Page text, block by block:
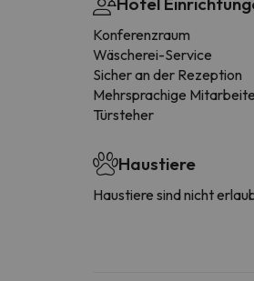
Konferenzraum
Wäscherei-Service
Sicher an der Rezeption
Mehrsprachige
Türsteher
Haustiere
Haustiere sind nicht